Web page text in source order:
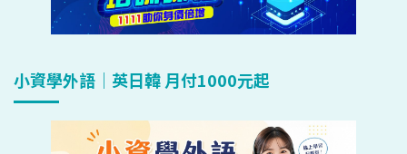
小資學外語｜英日韓 月付1000元起